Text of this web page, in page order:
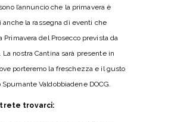
l’annuncio che la primavera è
anche la rassegna di eventi che
Primavera del Prosecco prevista da
La nostra Cantina sarà presente in
porteremo la freschezza e il gusto
Valdobbiadene DOCG.
trovarci: